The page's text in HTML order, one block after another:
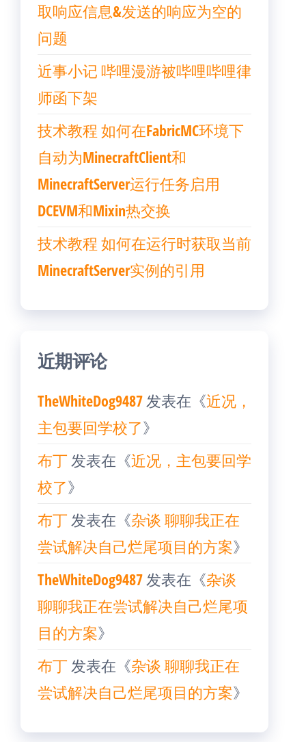
取响应信息&发送的响应为空的
问题
近事小记 哔哩漫游被哔哩哔哩律
师函下架
技术教程 如何在FabricMC环境下
自动为MinecraftClient和
MinecraftServer运行任务启用
DCEVM和Mixin热交换
技术教程 如何在运行时获取当前
MinecraftServer实例的引用
近期评论
TheWhiteDog9487发表在《近况，
主包要回学校了》
布丁发表在《近况，主包要回学
校了》
布丁发表在《杂谈 聊聊我正在
尝试解决自己烂尾项目的方案》
TheWhiteDog9487发表在《杂谈
聊聊我正在尝试解决自己烂尾项
目的方案》
布丁发表在《杂谈 聊聊我正在
尝试解决自己烂尾项目的方案》